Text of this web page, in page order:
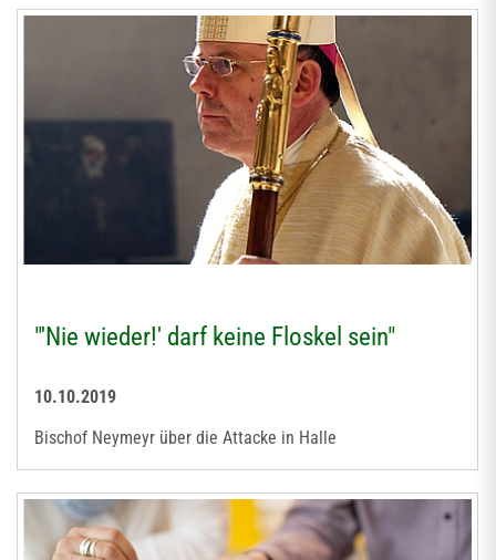
"'Nie wieder!' darf keine Floskel sein"
10.10.2019
Bischof Neymeyr über die Attacke in Halle